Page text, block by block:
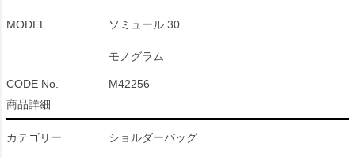
MODEL ソミュール 30
モノグラム
CODE No.
M42256
商品詳細
カテゴリー ショルダーバッグ